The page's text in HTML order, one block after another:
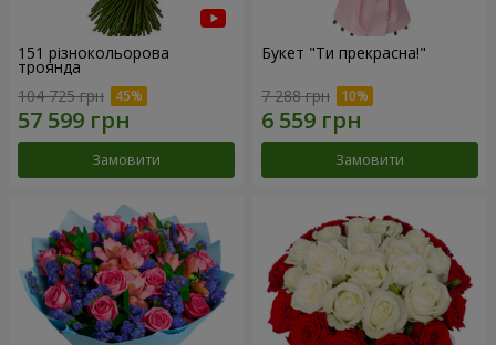
151 різнокольорова
троянда
104 725 грн
Замовити
Букет "Ти прекрасна!"
7 288 грн
Замовити